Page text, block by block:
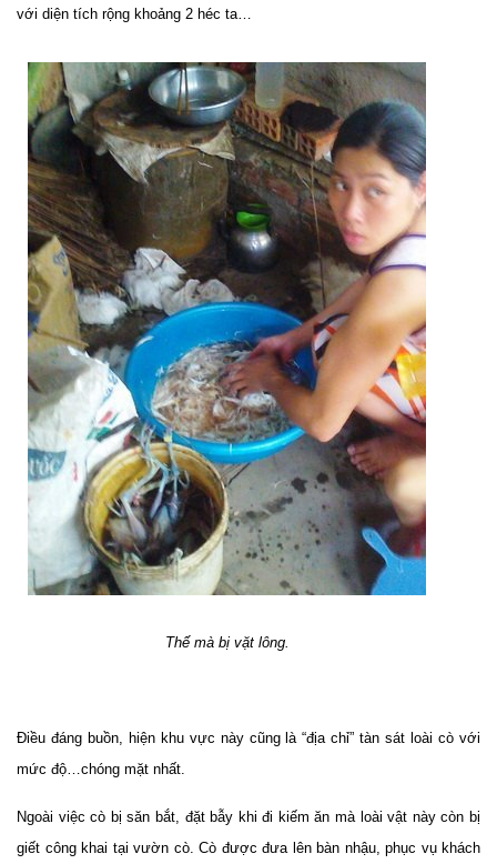
với diện tích rộng khoảng 2 héc ta…
Thế mà bị vặt lông.
Điều đáng buồn, hiện khu vực này cũng là “địa chỉ” tàn sát loài cò với
mức độ…chóng mặt nhất.
Ngoài việc cò bị săn bắt, đặt bẫy khi đi kiếm ăn mà loài vật này còn bị
giết công khai tại vườn cò. Cò được đưa lên bàn nhậu, phục vụ khách